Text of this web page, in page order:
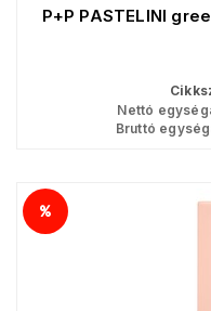
P+P PASTELINI
Nettó
Bruttó